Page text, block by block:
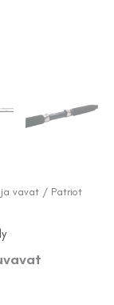
ja vavat / Patriot